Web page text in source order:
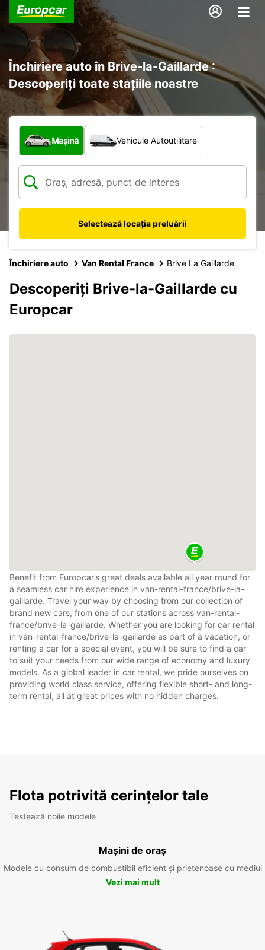
Închiriere auto în Brive-la-Gaillarde :
Descoperiți toate stațiile noastre
Ce tip de vehicul?
Mașină Vehicule Autoutilitare
Selectează locația preluării
Închiriere auto Van Rental France Brive La Gaillarde
Descoperiți Brive-la-Gaillarde cu
Europcar
Benefit from Europcar’s great deals available all year round for
a seamless car hire experience in van-rental-france/brive-la-
gaillarde. Travel your way by choosing from our collection of
brand new cars, from one of our stations across van-rental-
france/brive-la-gaillarde. Whether you are looking for car rental
in van-rental-france/brive-la-gaillarde as part of a vacation, or
renting a car for a special event, you will be sure to find a car
to suit your needs from our wide range of economy and luxury
models. As a global leader in car rental, we pride ourselves on
providing world class service, offering flexible short- and long-
term rental, all at great prices with no hidden charges.
Flota potrivită cerințelor tale
Testează noile modele
Mașini de oraș
Modele cu consum de combustibil eficient și prietenoase cu mediul
Vezi mai mult